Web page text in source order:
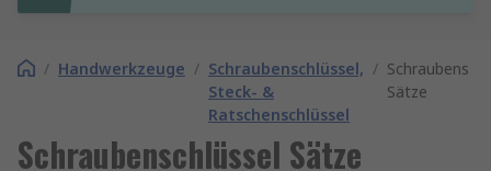
/ Handwerkzeuge / Schraubenschlüssel,
Steck- &
Ratschenschlüssel
/
Sätze
Schraubenschlüssel Sätze